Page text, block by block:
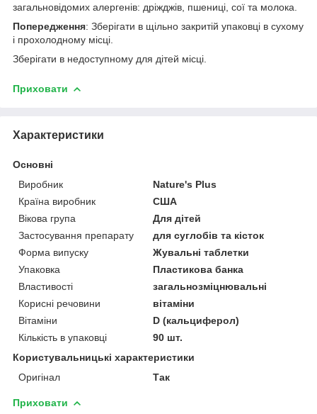
загальновідомих алергенів: дріжджів, пшениці, сої та молока.
Попередження: Зберігати в щільно закритій упаковці в сухому
і прохолодному місці.
Зберігати в недоступному для дітей місці.
Приховати
Характеристики
Основні
Виробник
Nature's Plus
Країна виробник
США
Вікова група
Для дітей
Застосування препарату
для суглобів та кісток
Форма випуску
Жувальні таблетки
Упаковка
Пластикова банка
Властивості
загальнозміцнювальні
Корисні речовини
вітаміни
Вітаміни
D (кальциферол)
Кількість в упаковці
90 шт.
Користувальницькі характеристики
Оригінал
Так
Приховати